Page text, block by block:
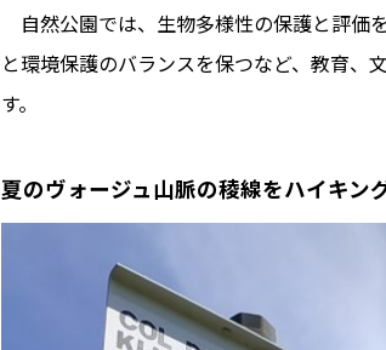
自然公園では、生物多様性の保護と評価
と環境保護のバランスを保つなど、教育、
す。
夏のヴォージュ山脈の稜線をハイキン